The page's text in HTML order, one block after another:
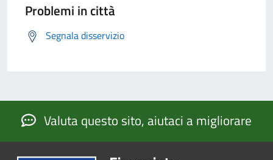
Problemi in città
Segnala disservizio
Valuta questo sito, aiutaci a migliorare